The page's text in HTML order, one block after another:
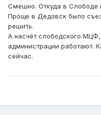
Смешно. Откуда в Слободе
Проще в Дедовск было
решить.
А насчёт слободского
администрации работают.
сейчас.